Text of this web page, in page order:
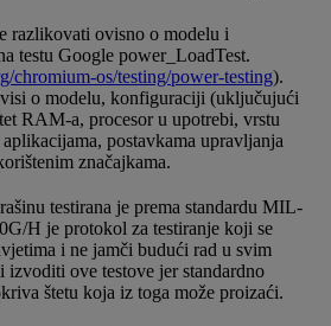
razlikovati ovisno o modelu i
testu Google power_LoadTest.
chromium-os/testing/power-testing).
o modelu, konfiguraciji (uključujući
RAM-a, procesor u upotrebi, vrstu
postavkama upravljanja
značajkama.
testirana je prema standardu MIL-
H je protokol za testiranje koji se
i ne jamči budući rad u svim
izvoditi ove testove jer standardno
štetu koja iz toga može proizaći.